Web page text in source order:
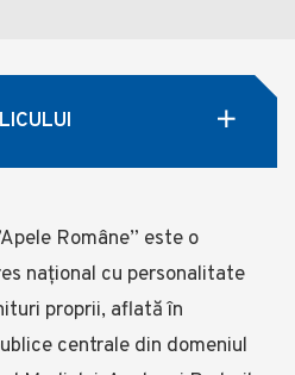
Române” este o
național cu personalitate
proprii, aflată în
centrale din domeniul